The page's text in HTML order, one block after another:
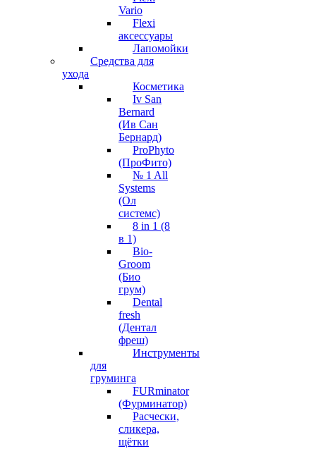
Vario
Flexi
аксессуары
Лапомойки
Средства для
ухода
Косметика
Iv San
Bernard
(Ив Сан
Бернард)
ProPhyto
(ПроФито)
№ 1 All
Systems
(Ол
системс)
8 in 1 (8
в 1)
Bio-
Groom
(Био
грум)
Dental
fresh
(Дентал
фреш)
Инструменты
для
груминга
FURminator
(Фурминатор)
Расчески,
сликера,
щётки